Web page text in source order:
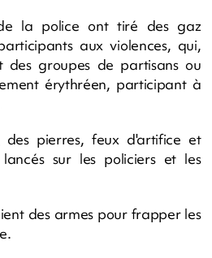
la police ont tiré des gaz
aux violences, qui,
des groupes de partisans ou
érythréen, participant à
des pierres, feux d'artifice et
sur les policiers et les
des armes pour frapper les